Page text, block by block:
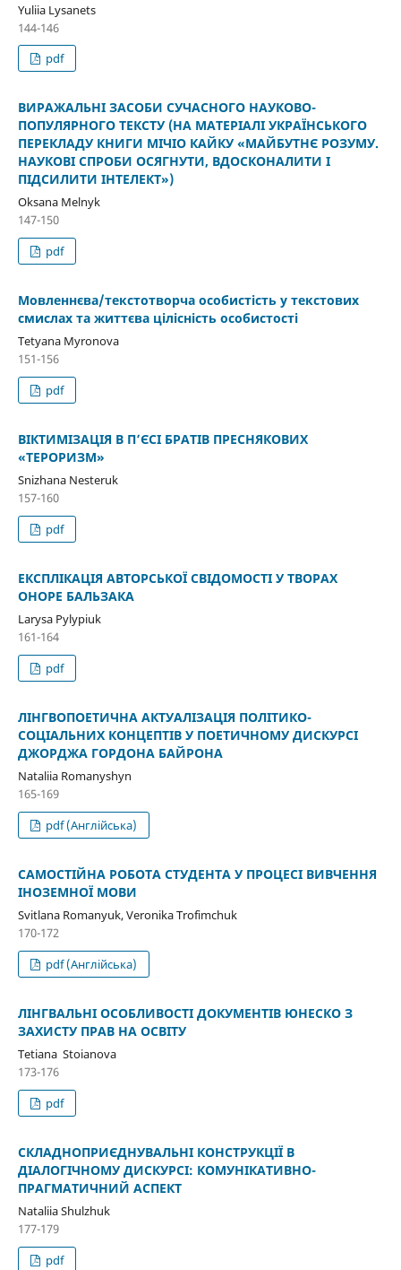
Yuliia Lysanets
144-146
pdf
ВИРАЖАЛЬНІ ЗАСОБИ СУЧАСНОГО НАУКОВО-
ПОПУЛЯРНОГО ТЕКСТУ (НА МАТЕРІАЛІ УКРАЇНСЬКОГО
ПЕРЕКЛАДУ КНИГИ МІЧІО КАЙКУ «МАЙБУТНЄ РОЗУМУ.
НАУКОВІ СПРОБИ ОСЯГНУТИ, ВДОСКОНАЛИТИ І
ПІДСИЛИТИ ІНТЕЛЕКТ»)
Oksana Melnyk
147-150
pdf
Мовленнєва/текстотворча особистість у текстових
смислах та життєва цілісність особистості
Tetyana Myronova
151-156
pdf
ВІКТИМІЗАЦІЯ В П’ЄСІ БРАТІВ ПРЕСНЯКОВИХ
«ТЕРОРИЗМ»
Snizhana Nesteruk
157-160
pdf
ЕКСПЛІКАЦІЯ АВТОРСЬКОЇ СВІДОМОСТІ У ТВОРАХ
ОНОРЕ БАЛЬЗАКА
Larysa Pylypiuk
161-164
pdf
ЛІНГВОПОЕТИЧНА АКТУАЛІЗАЦІЯ ПОЛІТИКО-
СОЦІАЛЬНИХ КОНЦЕПТІВ У ПОЕТИЧНОМУ ДИСКУРСІ
ДЖОРДЖА ГОРДОНА БАЙРОНА
Nataliia Romanyshyn
165-169
pdf (Англійська)
САМОСТІЙНА РОБОТА СТУДЕНТА У ПРОЦЕСІ ВИВЧЕННЯ
ІНОЗЕМНОЇ МОВИ
Svitlana Romanyuk, Veronika Trofimchuk
170-172
pdf (Англійська)
ЛІНГВАЛЬНІ ОСОБЛИВОСТІ ДОКУМЕНТІВ ЮНЕСКО З
ЗАХИСТУ ПРАВ НА ОСВІТУ
Tetiana Stoianova
173-176
pdf
СКЛАДНОПРИЄДНУВАЛЬНІ КОНСТРУКЦІЇ В
ДІАЛОГІЧНОМУ ДИСКУРСІ: КОМУНІКАТИВНО-
ПРАГМАТИЧНИЙ АСПЕКТ
Nataliia Shulzhuk
177-179
pdf